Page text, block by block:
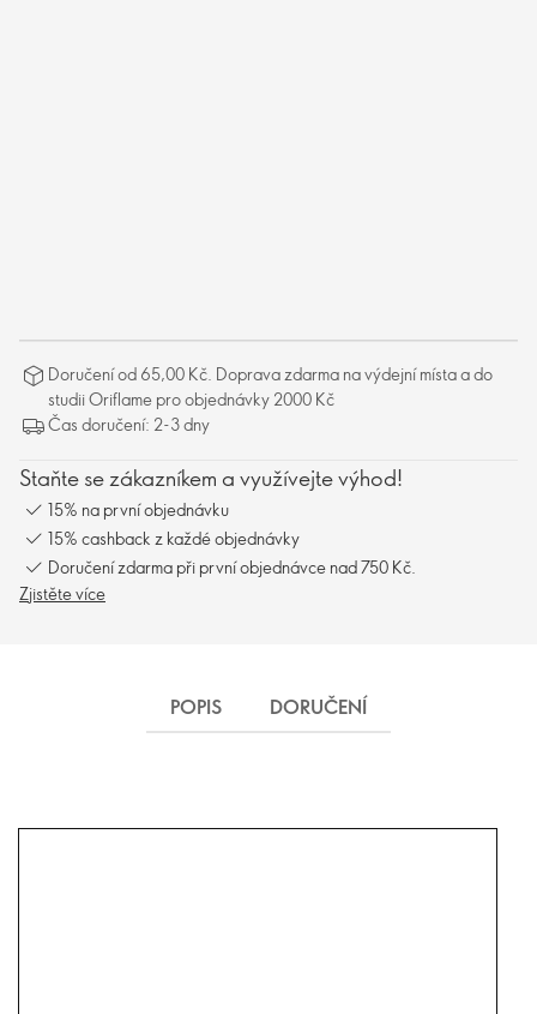
Doručení od 65,00 Kč. Doprava zdarma na výdejní místa a do
studii Oriflame pro objednávky 2000 Kč
Čas doručení: 2-3 dny
Staňte se zákazníkem a využívejte výhod!
15% na první objednávku
15% cashback z každé objednávky
Doručení zdarma při první objednávce nad 750 Kč.
Zjistěte více
POPIS DORUČENÍ